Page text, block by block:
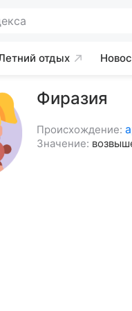
отдых
Фиразия
Происхождение:
Значение: